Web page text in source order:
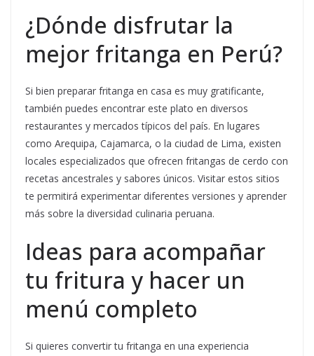
¿Dónde disfrutar la
mejor fritanga en Perú?
Si bien preparar fritanga en casa es muy gratificante,
también puedes encontrar este plato en diversos
restaurantes y mercados típicos del país. En lugares
como Arequipa, Cajamarca, o la ciudad de Lima, existen
locales especializados que ofrecen fritangas de cerdo con
recetas ancestrales y sabores únicos. Visitar estos sitios
te permitirá experimentar diferentes versiones y aprender
más sobre la diversidad culinaria peruana.
Ideas para acompañar
tu fritura y hacer un
menú completo
Si quieres convertir tu fritanga en una experiencia